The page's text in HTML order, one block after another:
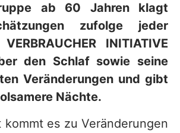
ab 60 Jahren klagt
zufolge jeder
INITIATIVE
den Schlaf sowie seine
Veränderungen und gibt
Nächte.
es zu Veränderungen